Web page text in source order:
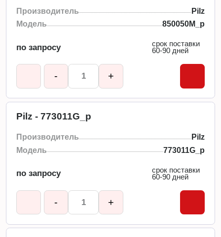
Производитель
Pilz
Модель
850050M_p
по запросу
срок поставки
60-90 дней
- +
Pilz - 773011G_p
Производитель
Pilz
Модель
773011G_p
по запросу
срок поставки
60-90 дней
- +